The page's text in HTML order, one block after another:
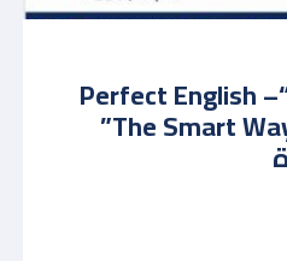
إعلان ندوة “Perfect English –
The Smart Way To Fluency‎”